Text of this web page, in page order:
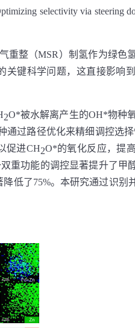
selectivity via steering
重整（MSR ）制氢作为绿色
关键科学问题，这直接影响
2O*被水解离产生的OH*物种
通过路径优化来精细调控选
促进CH2O*的氧化反应，提
重功能的调控显著提升了甲
降低了75%。本研究通过识别